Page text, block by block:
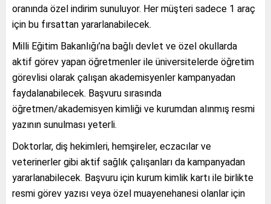
oranında özel indirim sunuluyor. Her müşteri sadece 1 araç
için bu fırsattan yararlanabilecek.
Milli Eğitim Bakanlığı’na bağlı devlet ve özel okullarda
aktif görev yapan öğretmenler ile üniversitelerde öğretim
görevlisi olarak çalışan akademisyenler kampanyadan
faydalanabilecek. Başvuru sırasında
öğretmen/akademisyen kimliği ve kurumdan alınmış resmi
yazının sunulması yeterli.
Doktorlar, diş hekimleri, hemşireler, eczacılar ve
veterinerler gibi aktif sağlık çalışanları da kampanyadan
yararlanabilecek. Başvuru için kurum kimlik kartı ile birlikte
resmi görev yazısı veya özel muayenehanesi olanlar için